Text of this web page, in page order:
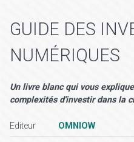
GUIDE DES
NUMÉRIQUES
Un livre blanc qui vous
complexités d'investir dans la
Editeur OMNIOW